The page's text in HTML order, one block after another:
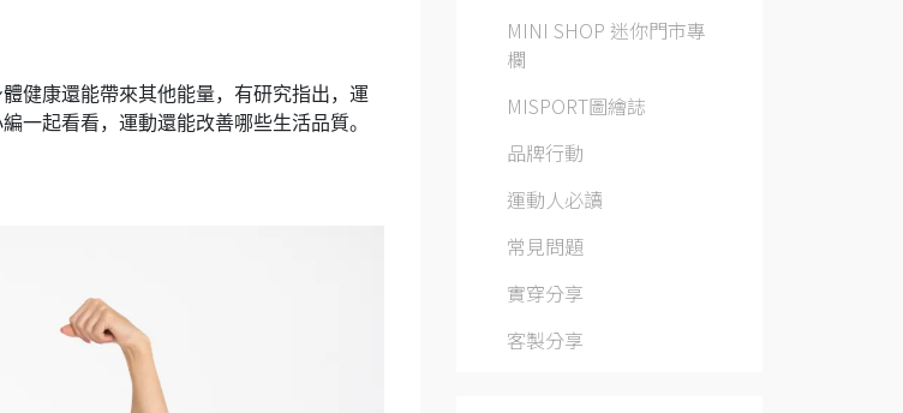
健康還能帶來其他能量，有研究指出，運
一起看看，運動還能改善哪些生活品質。
MINI SHOP 迷你門市專
欄
MISPORT圖繪誌
品牌行動
運動人必讀
常見問題
實穿分享
客製分享